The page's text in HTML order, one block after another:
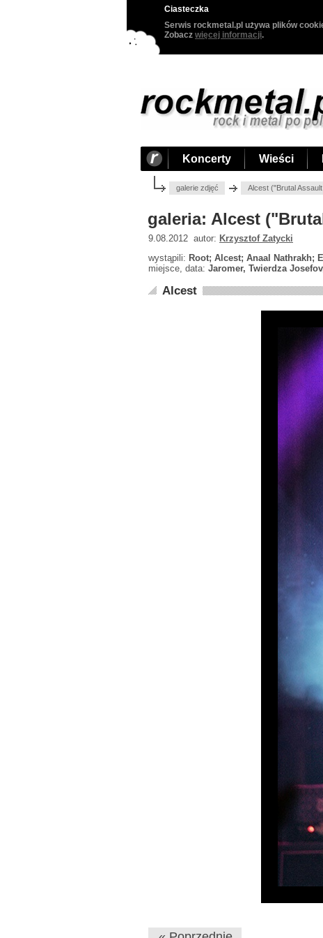
Ciasteczka
Serwis rockmetal.pl używa plików
Zobacz więcej informacji.
Koncerty Wieści
galerie zdjęć Alcest ("Brutal
galeria: Alcest
9.08.2012 autor: Krzysztof Zatycki
wystąpili: Root; Alcest; Anaal Nathrakh;
miejsce, data: Jaromer, Twierdza
Alcest